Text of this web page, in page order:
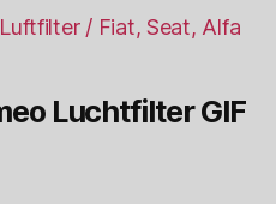
Luchtfilter GIF